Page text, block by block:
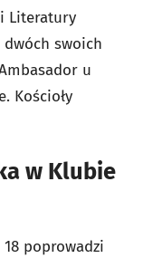
Literatury
swoich
u
Kościoły
w Klubie
poprowadzi